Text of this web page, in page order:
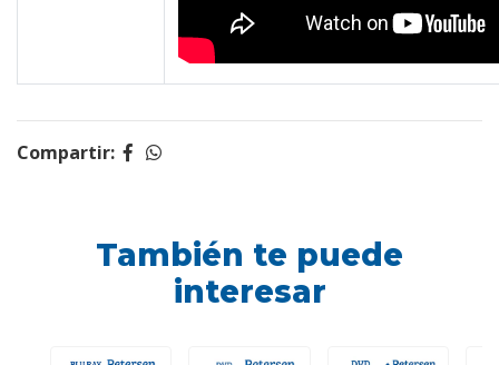
Compartir:
También te puede
interesar